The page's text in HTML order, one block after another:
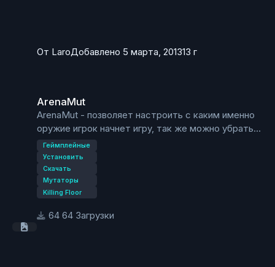
От LaroДобавлено 5 марта, 201313 г
ArenaMut
ArenaMut - позволяет настроить с каким именно
оружие игрок начнет игру, так же можно убрать
стандартное оружие и предметы (шприц, сварка,
нож, 9мм). Игроки не смогут купить или
переносить любое другое оружие, кроме
настроенного в мутаторе.
Геймплейные
Установить
Скачать
Мутаторы
Killing Floor
64 Загрузки